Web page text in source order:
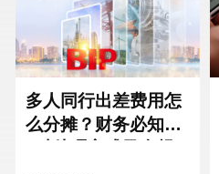
Hungary
Hong Kong
多人同行出差费用怎
么分摊？财务必知的